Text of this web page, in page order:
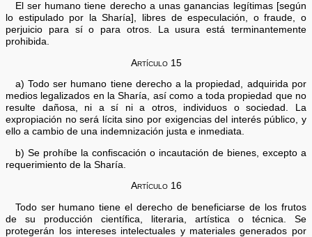
El ser humano tiene derecho a unas ganancias legítimas [según
lo estipulado por la Sharía], libres de especulación, o fraude, o
perjuicio para sí o para otros. La usura está terminantemente
prohibida.
Artículo 15
a) Todo ser humano tiene derecho a la propiedad, adquirida por
medios legalizados en la Sharía, así como a toda propiedad que no
resulte dañosa, ni a sí ni a otros, individuos o sociedad. La
expropiación no será lícita sino por exigencias del interés público, y
ello a cambio de una indemnización justa e inmediata.
b) Se prohíbe la confiscación o incautación de bienes, excepto a
requerimiento de la Sharía.
Artículo 16
Todo ser humano tiene el derecho de beneficiarse de los frutos
de su producción científica, literaria, artística o técnica. Se
protegerán los intereses intelectuales y materiales generados por